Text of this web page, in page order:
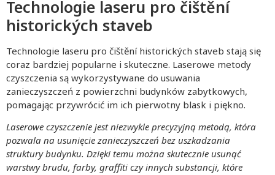
Technologie laseru pro čištění
historických staveb
Technologie laseru pro čištění historických staveb stają się
coraz bardziej popularne i skuteczne. Laserowe metody
czyszczenia są wykorzystywane do usuwania
zanieczyszczeń z powierzchni budynków zabytkowych,
pomagając przywrócić im ich pierwotny blask i piękno.
Laserowe czyszczenie jest niezwykle precyzyjną metodą, która
pozwala na usunięcie zanieczyszczeń bez uszkadzania
struktury budynku. Dzięki temu można skutecznie usunąć
warstwy brudu, farby, graffiti czy innych substancji, które